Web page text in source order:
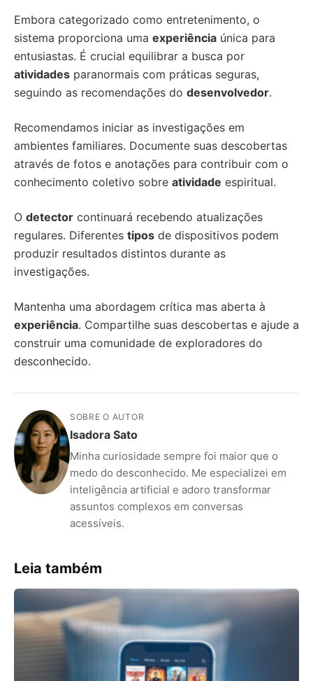
Embora categorizado como entretenimento, o
sistema proporciona uma experiência única para
entusiastas. É crucial equilibrar a busca por
atividades paranormais com práticas seguras,
seguindo as recomendações do desenvolvedor.
Recomendamos iniciar as investigações em
ambientes familiares. Documente suas descobertas
através de fotos e anotações para contribuir com o
conhecimento coletivo sobre atividade espiritual.
O detector continuará recebendo atualizações
regulares. Diferentes tipos de dispositivos podem
produzir resultados distintos durante as
investigações.
Mantenha uma abordagem crítica mas aberta à
experiência. Compartilhe suas descobertas e ajude a
construir uma comunidade de exploradores do
desconhecido.
SOBRE O AUTOR
Isadora Sato
Minha curiosidade sempre foi maior que o
medo do desconhecido. Me especializei em
inteligência artificial e adoro transformar
assuntos complexos em conversas
acessíveis.
Leia também